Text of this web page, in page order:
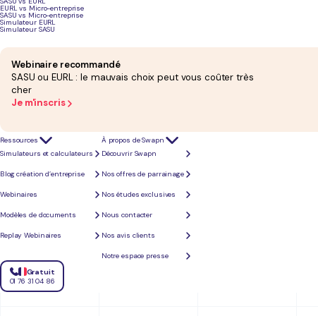
EURL vs Micro-entreprise
SASU vs Micro-entreprise
Simulateur EURL
Simulateur SASU
Webinaire recommandé
SASU ou EURL : le mauvais choix peut vous coûter très
cher
Je m'inscris
Ressources
Simulateurs et calculateurs
Blog création d’entreprise
Webinaires
Modèles de documents
Replay Webinaires
À propos de Swapn
Découvrir Swapn
Nos offres de parrainage
Nos études exclusives
Nous contacter
Nos avis clients
Notre espace presse
Gratuit
01 76 31 04 86
Service
Swapn
abonnement
partenaire séparé
inclus